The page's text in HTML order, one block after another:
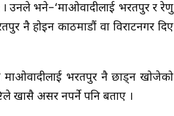
। उनले भने–‘माओवादीलाई भरतपुर र रेणु
नै होइन काठमाडौं वा विराटनगर दिए
माओवादीलाई भरतपुर नै छाड्न खोजेको
खासै असर नपर्ने पनि बताए ।